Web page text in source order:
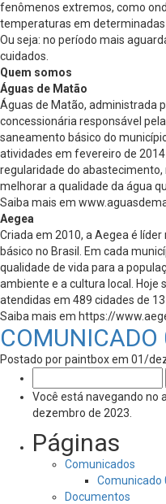
fenômenos extremos, como
temperaturas em determinadas
Ou seja: no período mais
cuidados.
Quem somos
Águas de Matão
Águas de Matão, administrada
concessionária responsável
saneamento básico do
atividades em fevereiro de
regularidade do abastecimento,
melhorar a qualidade da água
Saiba mais em
Aegea
Criada em 2010, a Aegea é
básico no Brasil. Em cada
qualidade de vida para a
ambiente e a cultura local. Hoje
atendidas em 489 cidades de
Saiba mais em https://
Postado por paintbox em 01/
por:
Você está navegando no
dezembro de 2023.
Páginas
Comunicados
Comunicado
Documentos